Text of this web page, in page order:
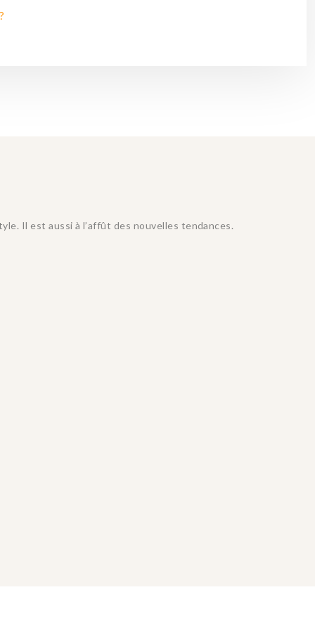
Il est aussi à l’affût des nouvelles tendances.